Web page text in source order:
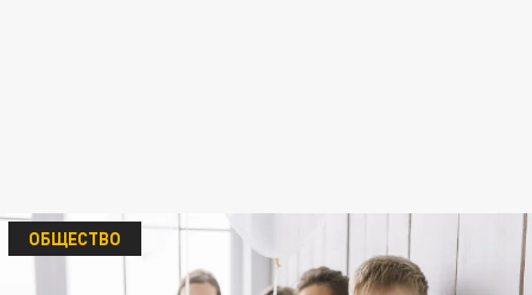
ОБЩЕСТВО